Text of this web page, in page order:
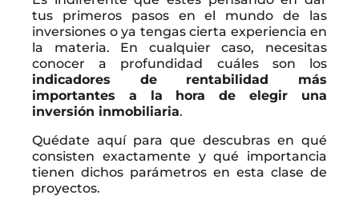
tus primeros pasos en el mundo de las
inversiones o ya tengas cierta experiencia en
la materia. En cualquier caso, necesitas
conocer a profundidad cuáles son los
indicadores de rentabilidad más
importantes a la hora de elegir una
inversión inmobiliaria.
Quédate aquí para que descubras en qué
consisten exactamente y qué importancia
tienen dichos parámetros en esta clase de
proyectos.